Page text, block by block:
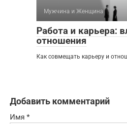
Мужчина и Женщина
Работа и карьера:
отношения
Как совмещать карьеру и
Добавить комментарий
Имя *